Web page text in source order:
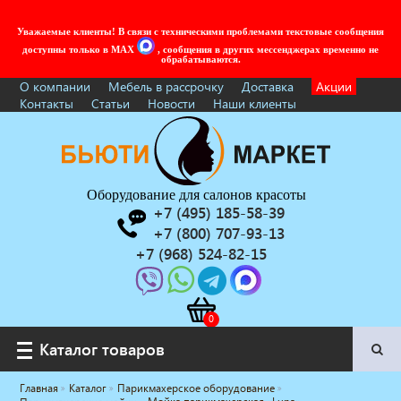
Уважаемые клиенты! В связи с техническими проблемами текстовые сообщения
доступны только в MAX
, сообщения в других мессенджерах временно не
обрабатываются.
О компании Мебель в рассрочку Доставка
Акции
Контакты
Статьи Новости Наши клиенты
Оборудование для салонов красоты
+7 (495) 185-58-39
+7 (800) 707-93-13
+7 (968) 524-82-15
Каталог товаров
Каталог товаров
Главная Каталог
Парикмахерское оборудование